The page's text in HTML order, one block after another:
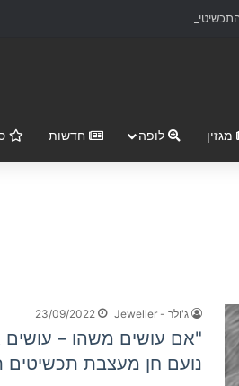
ליצירות אמנות נצחיות
מגזין לופה חדשות
ג'ולר - Jeweller 23/09/2022
"אם עושים משהו – עושים
נועם חן מעצבת